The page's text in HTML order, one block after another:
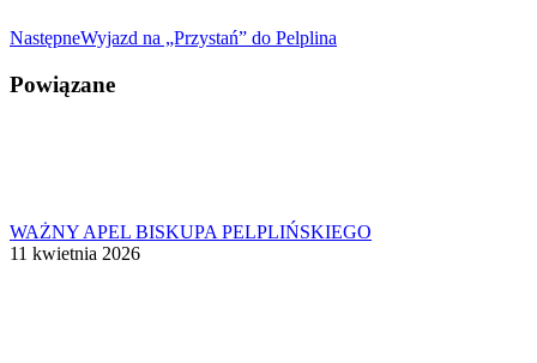
NastępneNastępny
Wyjazd na „Przystań” do Pelplina
Powiązane
WAŻNY APEL BISKUPA PELPLIŃSKIEGO
11 kwietnia 2026